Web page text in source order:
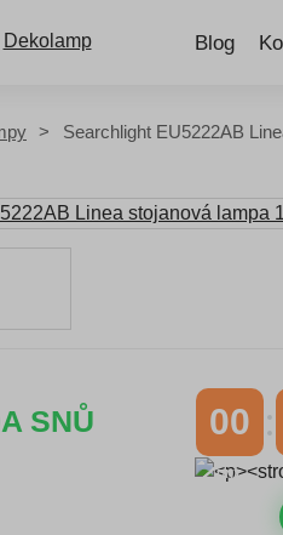
Blog
Searchlight EU5222AB
SNŮ 00
DNY